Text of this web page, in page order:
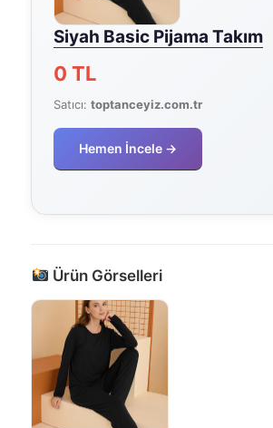
Siyah Basic Pijama Takım
0 TL
Satıcı:toptanceyiz.com.tr
Hemen İncele →
Ürün Görselleri